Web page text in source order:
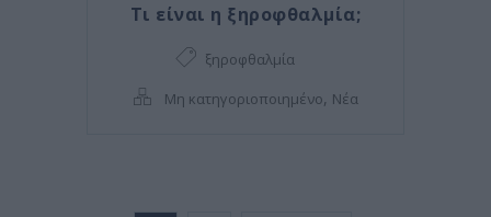
Τι είναι η ξηροφθαλμία;
ξηροφθαλμία
Μη κατηγοριοποιημένο, Νέα